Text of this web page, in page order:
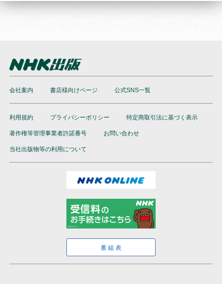
会社案内 書店様向けページ 公式SNS一覧
利用規約 プライバシーポリシー 特定商取引法に基づく表示
著作権等管理事業者許諾番号 お問い合わせ
当社出版物等の利用について
番組表